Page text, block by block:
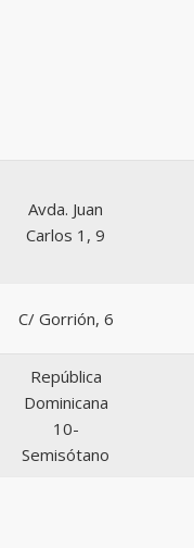
Avda. Juan
Carlos 1, 9
C/ Gorrión, 6
República
Dominicana
10-
Semisótano